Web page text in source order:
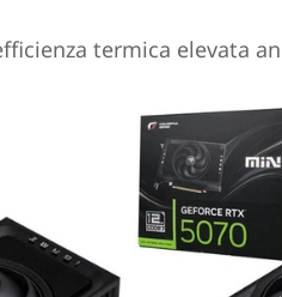
termica elevata